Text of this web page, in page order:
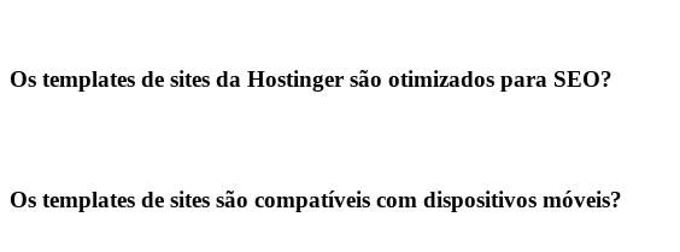
Os templates de sites da Hostinger são otimizados para SEO?
Os templates de sites são compatíveis com dispositivos móveis?